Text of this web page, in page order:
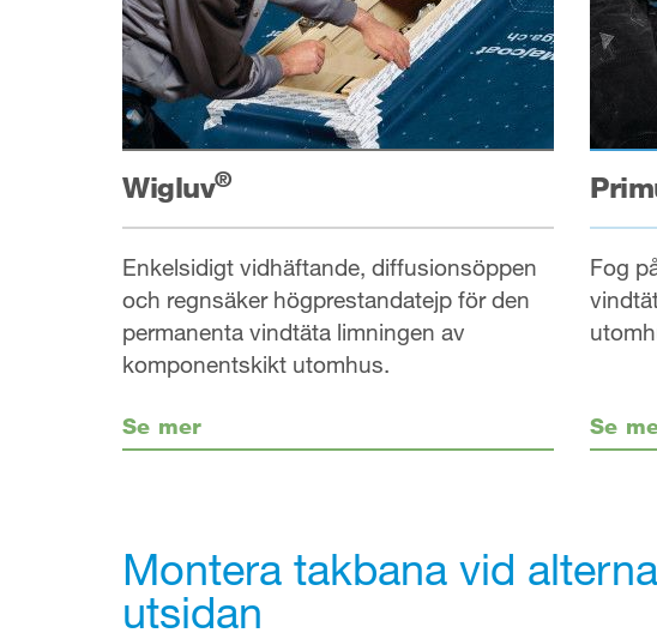
Wigluv®
Enkelsidigt vidhäftande, diffusionsöppen
och regnsäker högprestandatejp för den
permanenta vindtäta limningen av
komponentskikt utomhus.
Se mer
Fog
Se
Montera takbana vid
utsidan